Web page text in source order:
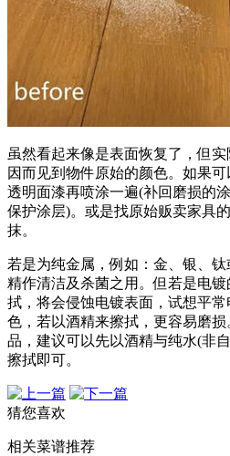
虽然看起来像是表面恢复了，但
因而见到物件原始的颜色。如果
透明面漆再喷涂一遍(补回磨损的
保护涂层)。或是找原始贩卖家具
抹。
若是为纯金属，例如：金、银、
精作清洁及杀菌之用。但若是电
拭，将会侵蚀电镀表面，试想平
色，若以酒精来擦拭，更容易磨
品，建议可以先以酒精与纯水(非
擦拭即可。
猜您喜欢
相关菜谱推荐